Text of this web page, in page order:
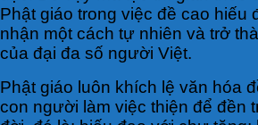
Phật giáo trong việc đề cao hiếu
nhận một cách tự nhiên và trở
của đại đa số người Việt.
Phật giáo luôn khích lệ văn hóa
con người làm việc thiện để đền